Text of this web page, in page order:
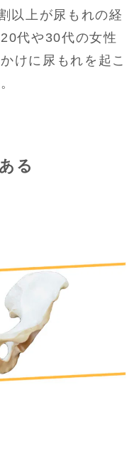
以上が尿もれの経
代や30代の女性
けに尿もれを起こ
る